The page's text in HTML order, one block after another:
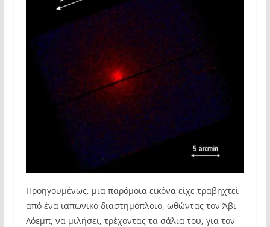
Προηγουμένως, μια παρόμοια εικόνα είχε τραβηχτεί
από ένα ιαπωνικό διαστημόπλοιο, ωθώντας τον Άβι
Λόεμπ, να μιλήσει, τρέχοντας τα σάλια του, για τον